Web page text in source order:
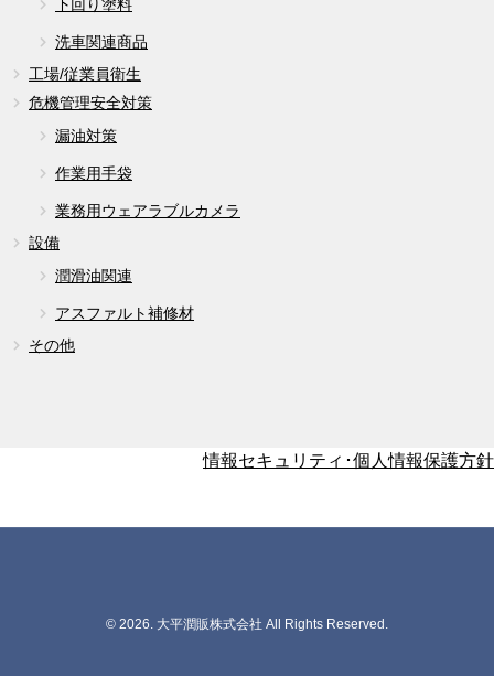
下回り塗料
洗車関連商品
工場/従業員衛生
危機管理安全対策
漏油対策
作業用手袋
業務用ウェアラブルカメラ
設備
潤滑油関連
アスファルト補修材
その他
情報セキュリティ･個人情報保護方針
© 2026. 大平潤販株式会社 All Rights Reserved.